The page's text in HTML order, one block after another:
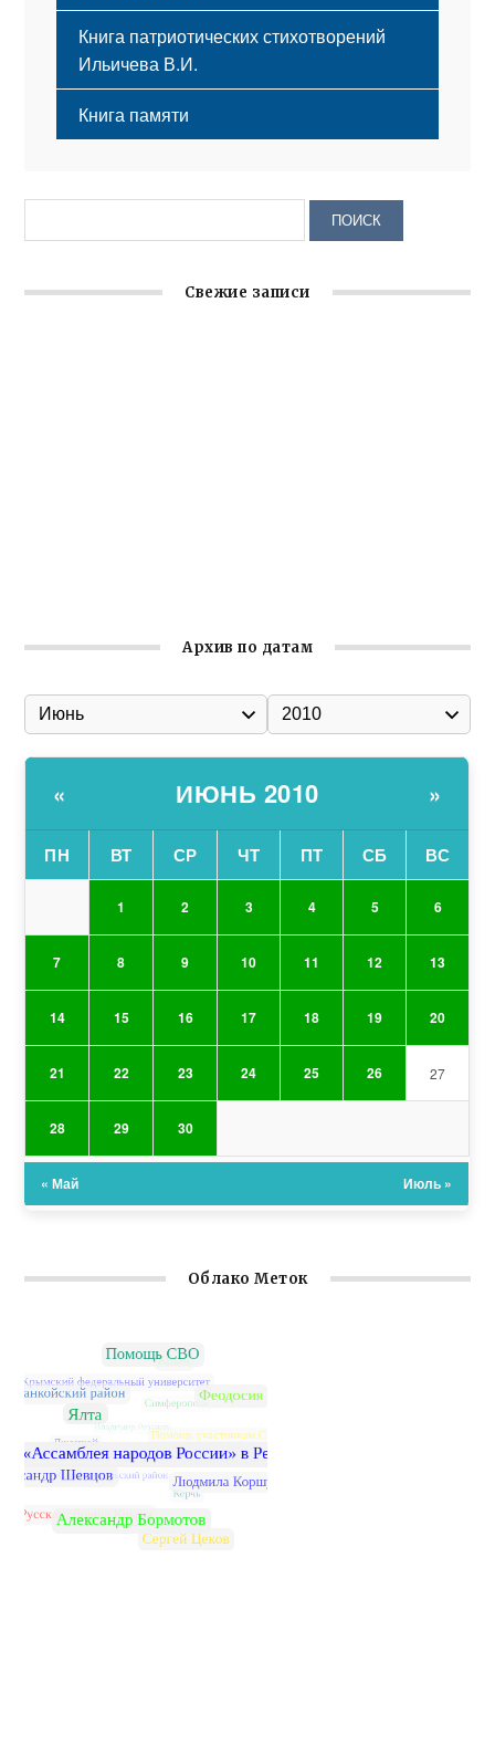
Книга патриотических стихотворений
Ильичева В.И.
Книга памяти
Свежие записи
Архив по датам
« ИЮНЬ 2010 »
ПН ВТ СР ЧТ ПТ СБ ВС
1 2 3 4 5 6
7 8 9 10 11 12 13
14 15 16 17 18 19 20
21 22 23 24 25 26 27
28 29 30
« Май Июль »
Облако Меток